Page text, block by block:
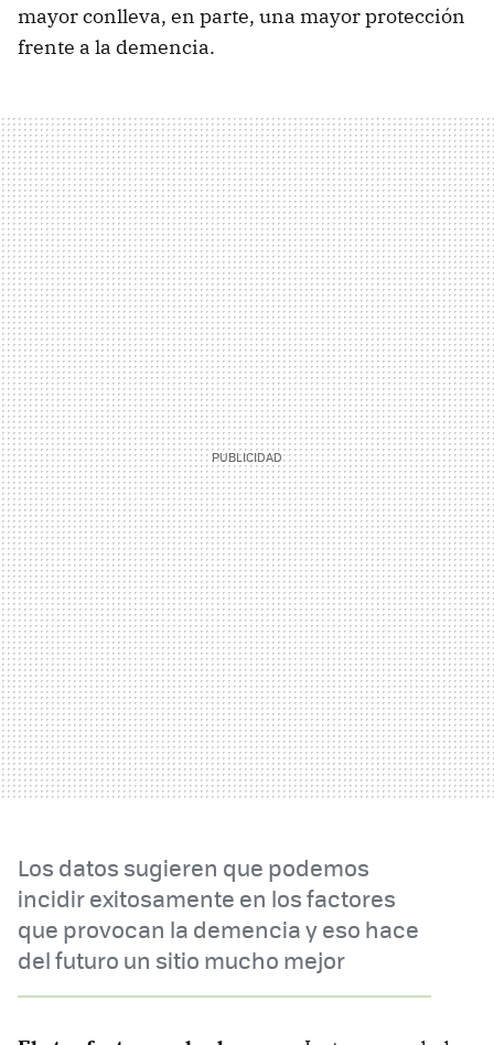
mayor conlleva, en parte, una mayor protección
frente a la demencia.
Los datos sugieren que podemos
incidir exitosamente en los factores
que provocan la demencia y eso hace
del futuro un sitio mucho mejor